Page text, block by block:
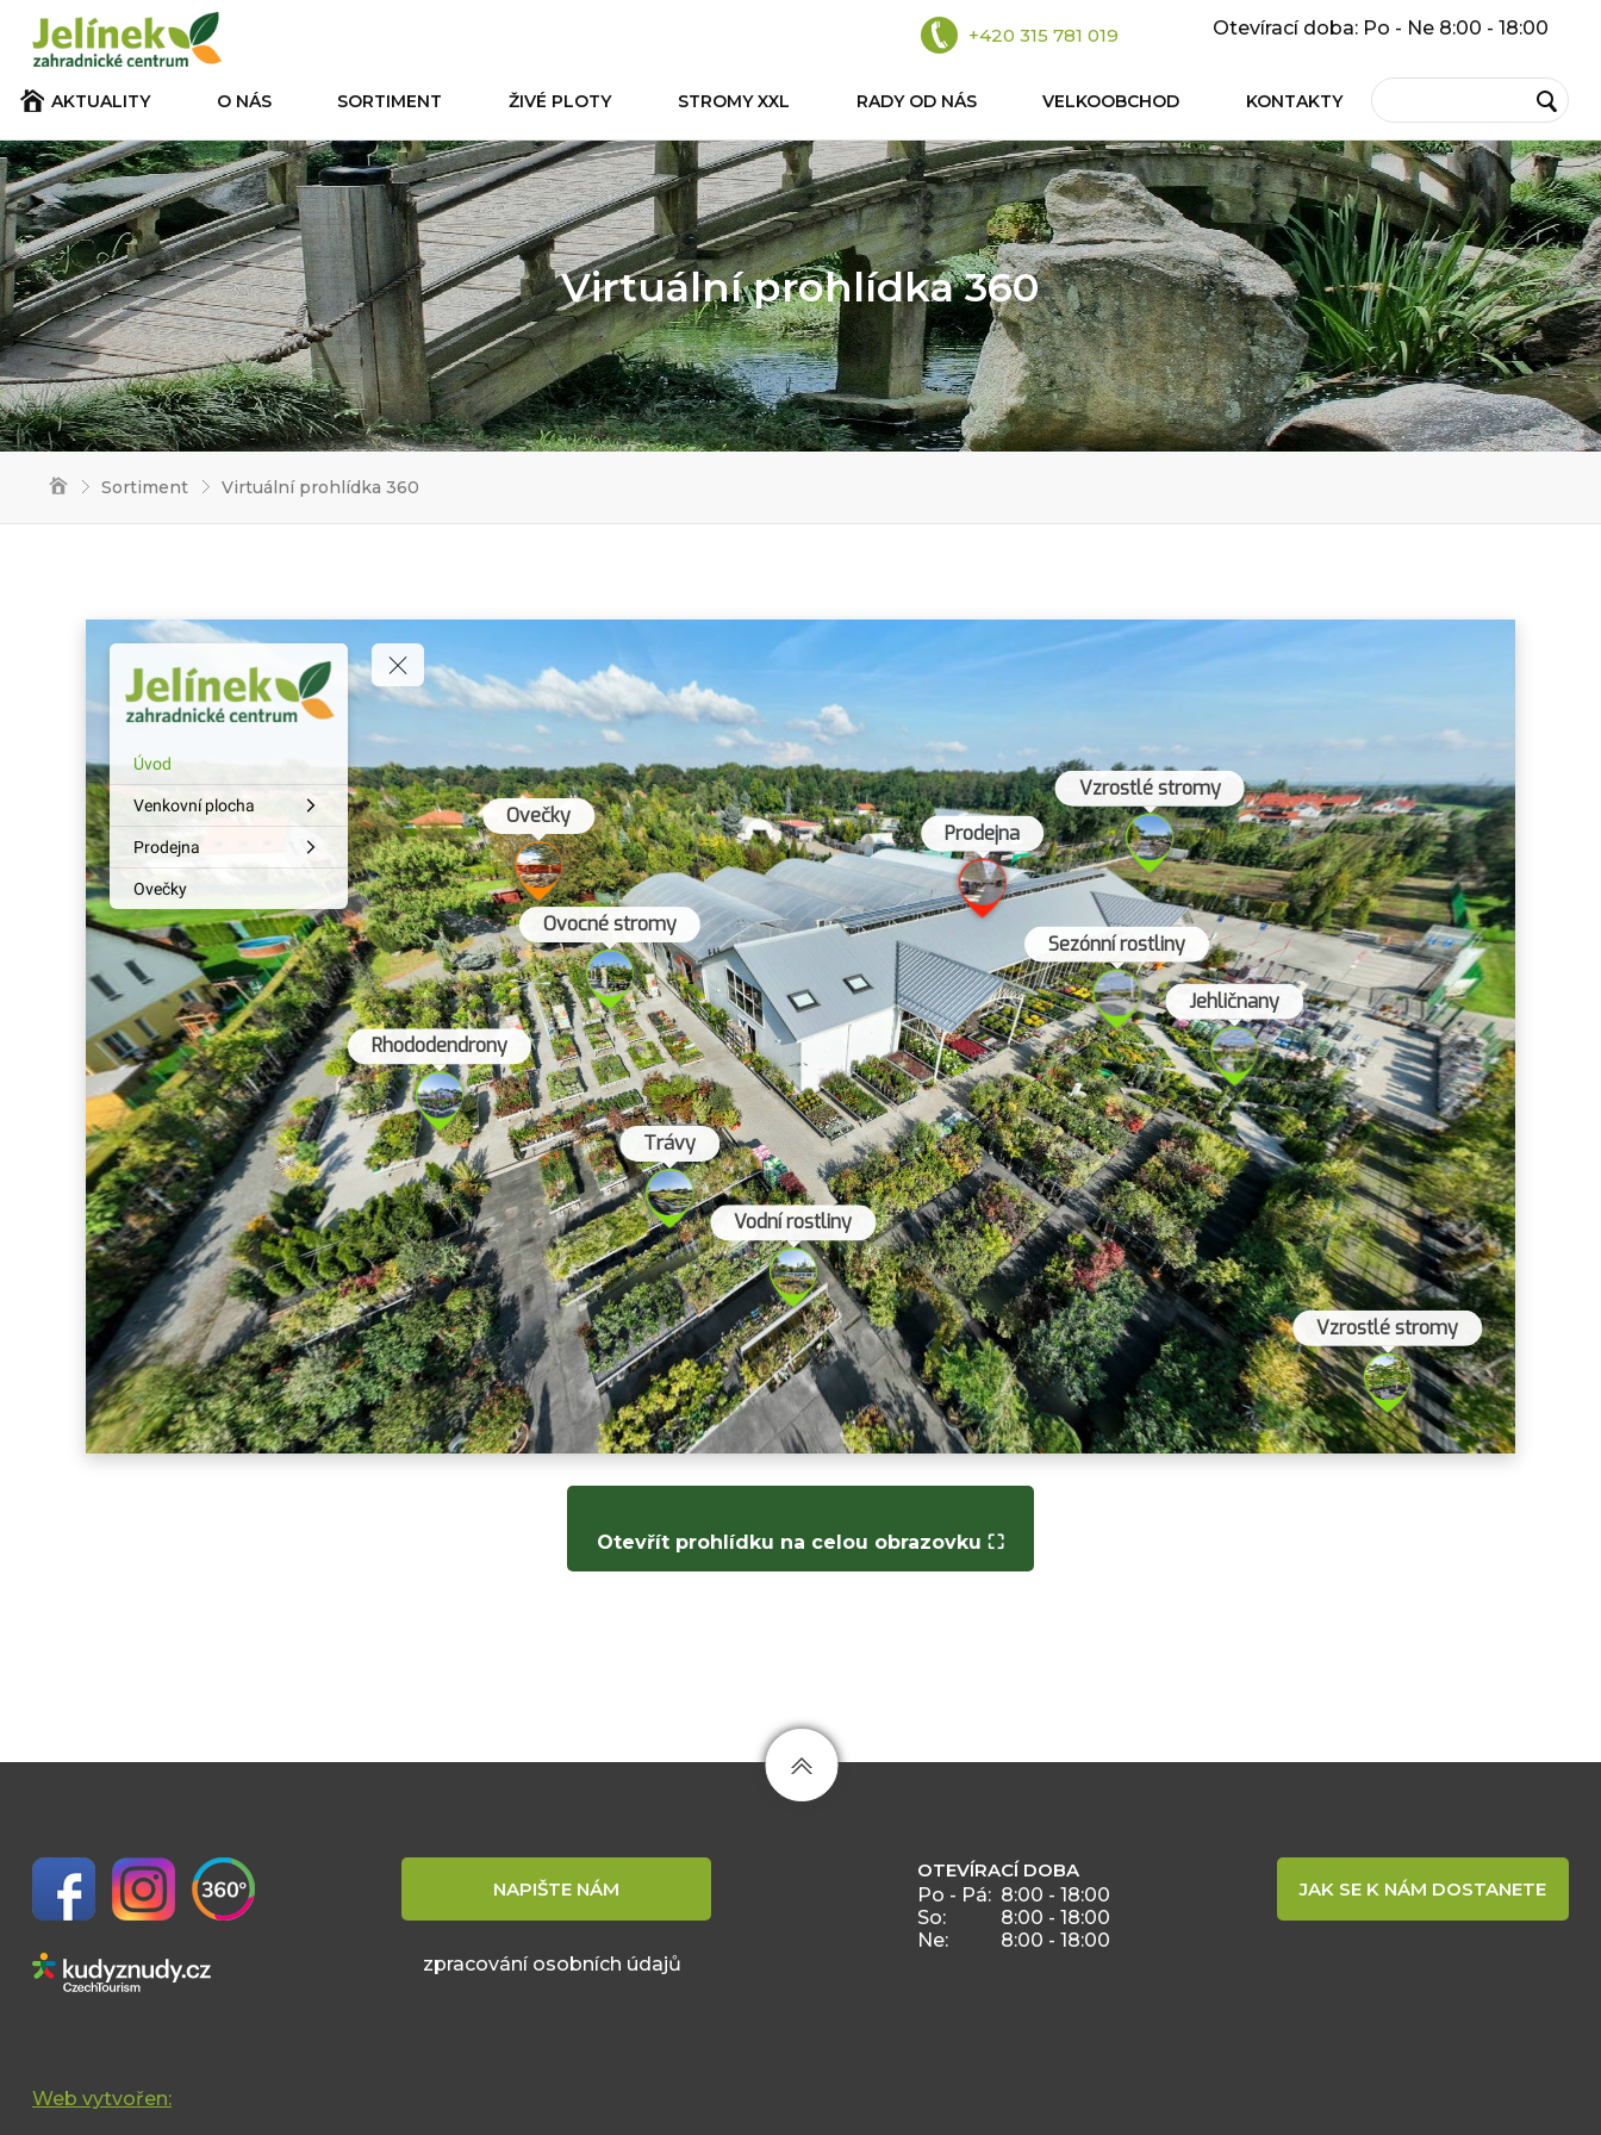
AKTUALITY O NÁS SORTIMENT ŽIVÉ PLOTY STROMY XXL RADY OD NÁS VELKOOBCHOD KONTAKTY
+420 315 781 019 Otevírací doba: Po - Ne 8:00 - 18:00
Virtuální prohlídka 360
Sortiment Virtuální prohlídka 360
Otevřít prohlídku na celou obrazovku ⛶
NAPIŠTE NÁM
zpracování osobních údajů
OTEVÍRACÍ DOBA
Po - Pá: 8:00 - 18:00
So:
8:00 - 18:00
Ne:
8:00 - 18:00
JAK SE K NÁM DOSTANETE
Web vytvořen: